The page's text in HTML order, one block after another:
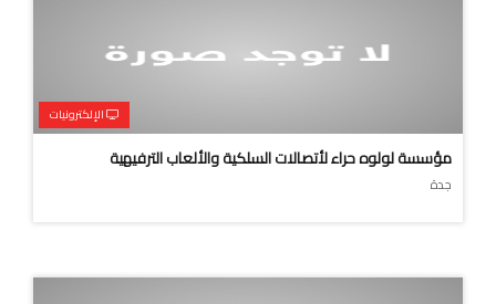
الإلكترونيات
مؤسسة لولوه حراء لأتصالات السلكية والألعاب الترفيهية
جدة